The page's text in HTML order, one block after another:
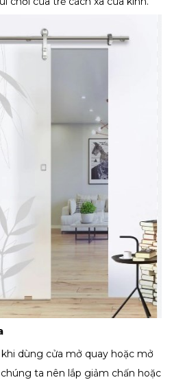
dùng cửa mở quay hoặc mở
ta nên lắp giảm chấn hoặc